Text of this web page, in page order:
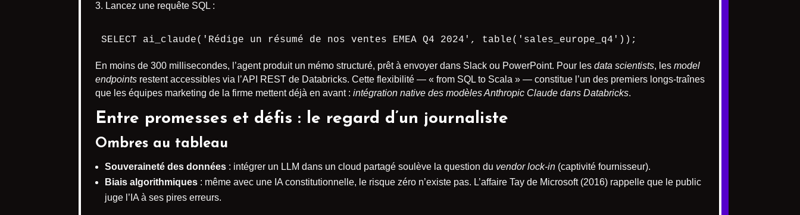
Lancez une requête SQL :
SELECT ai_claude('Rédige un résumé de nos ventes EMEA Q4 2024', table('sales_europe_q4'));
En moins de 300 millisecondes, l’agent produit un mémo structuré, prêt à envoyer dans Slack ou PowerPoint. Pour les data scientists, les model
endpoints restent accessibles via l’API REST de Databricks. Cette flexibilité — « from SQL to Scala » — constitue l’un des premiers longs-traînes
que les équipes marketing de la firme mettent déjà en avant : intégration native des modèles Anthropic Claude dans Databricks.
Entre promesses et défis : le regard d’un journaliste
Ombres au tableau
Souveraineté des données : intégrer un LLM dans un cloud partagé soulève la question du vendor lock-in (captivité fournisseur).
Biais algorithmiques : même avec une IA constitutionnelle, le risque zéro n’existe pas. L’affaire Tay de Microsoft (2016) rappelle que le public
juge l’IA à ses pires erreurs.